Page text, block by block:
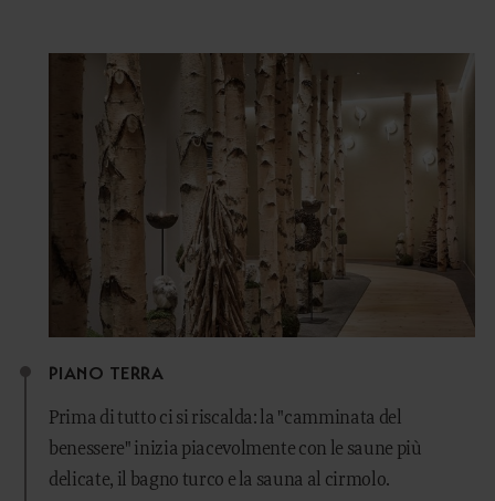
PIANO TERRA
Prima di tutto ci si riscalda: la "camminata del
benessere" inizia piacevolmente con le saune più
delicate, il bagno turco e la sauna al cirmolo.